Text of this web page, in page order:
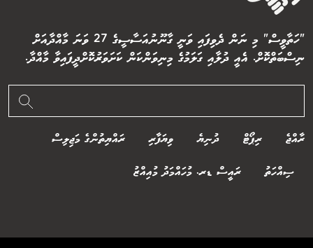
"ހަތާވީސް" މި ނަން ދެވިފައި ވަނީ ގާނޫނުއަސާސީގެ 27 ވަނަ މާއްދާއަށް
ނިސްބަތްކޮށް. އެއީ ދުލާއި ގަލަމުގެ މިނިވަންކަން ކަށަވަރުކޮށްދީފައިވާ މާއްދާ.
ރާއްޖެ ރިޕޯޓް ދުނިޔެ ވިޔަފާރި ރައްޔިތުންގެ މަޖިލިސް
ސިއްހަތު ރައީސް ޑރ. މުހައްމަދު މުއިއްޒު